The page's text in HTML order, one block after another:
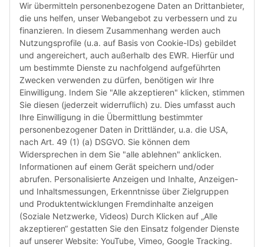
„6-
das
dass
Wir übermitteln personenbezogene Daten an Drittanbieter,
die uns helfen, unser Webangebot zu verbessern und zu
finanzieren. In diesem Zusammenhang werden auch
Nutzungsprofile (u.a. auf Basis von Cookie-IDs) gebildet
und angereichert, auch außerhalb des EWR. Hierfür und
um bestimmte Dienste zu nachfolgend aufgeführten
Zwecken verwenden zu dürfen, benötigen wir Ihre
Einwilligung. Indem Sie "Alle akzeptieren" klicken, stimmen
Sie diesen (jederzeit widerruflich) zu. Dies umfasst auch
Ihre Einwilligung in die Übermittlung bestimmter
personenbezogener Daten in Drittländer, u.a. die USA,
nach Art. 49 (1) (a) DSGVO. Sie können dem
Widersprechen in dem Sie "alle ablehnen" anklicken.
Informationen auf einem Gerät speichern und/oder
abrufen. Personalisierte Anzeigen und Inhalte, Anzeigen-
und Inhaltsmessungen, Erkenntnisse über Zielgruppen
und Produktentwicklungen Fremdinhalte anzeigen
(Soziale Netzwerke, Videos) Durch Klicken auf „Alle
akzeptieren“ gestatten Sie den Einsatz folgender Dienste
auf unserer Website: YouTube, Vimeo, Google Tracking.